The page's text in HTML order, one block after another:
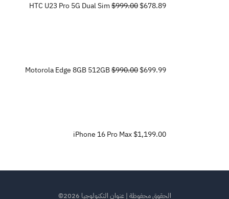
HTC U23 Pro 5G Dual Sim$999.00$678.89
Motorola Edge 8GB 512GB$990.00$699.99
iPhone 16 Pro Max$1,199.00
الحقوق محفوظة | عنوان التكنولوجيا 2026©